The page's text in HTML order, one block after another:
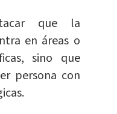
que la
en áreas o
sino que
persona con